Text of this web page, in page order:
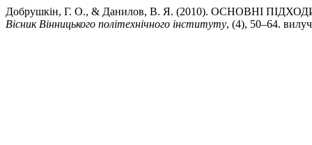
Добрушкін, Г. О., & Данилов, В. Я. (2010). ОСНОВНІ
Вісник Вінницького політехнічного інституту, (4), 50–64.